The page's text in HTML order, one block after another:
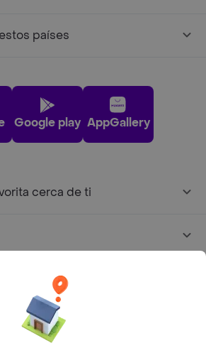
países
Google play AppGallery
cerca de ti